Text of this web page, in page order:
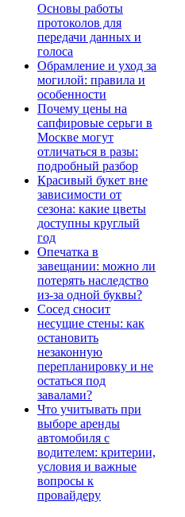
Основы работы
протоколов для
передачи данных и
голоса
Обрамление и уход за
могилой: правила и
особенности
Почему цены на
сапфировые серьги в
Москве могут
отличаться в разы:
подробный разбор
Красивый букет вне
зависимости от
сезона: какие цветы
доступны круглый
год
Опечатка в
завещании: можно ли
потерять наследство
из-за одной буквы?
Сосед сносит
несущие стены: как
остановить
незаконную
перепланировку и не
остаться под
завалами?
Что учитывать при
выборе аренды
автомобиля с
водителем: критерии,
условия и важные
вопросы к
провайдеру